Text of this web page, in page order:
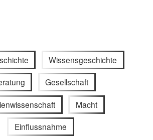
Wissensgeschichte
Gesellschaft
Macht
Einflussnahme